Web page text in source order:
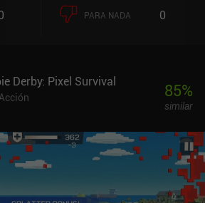
PARA NADA 0
Derby: Pixel Survival
Acción
85%
similar